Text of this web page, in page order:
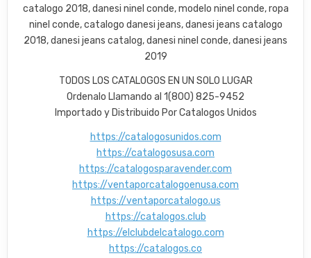
catalogo 2018, danesi ninel conde, modelo ninel conde, ropa
ninel conde, catalogo danesi jeans, danesi jeans catalogo
2018, danesi jeans catalog, danesi ninel conde, danesi jeans
2019
TODOS LOS CATALOGOS EN UN SOLO LUGAR
Ordenalo Llamando al 1(800) 825-9452
Importado y Distribuido Por Catalogos Unidos
https://catalogosunidos.com
https://catalogosusa.com
https://catalogosparavender.com
https://ventaporcatalogoenusa.com
https://ventaporcatalogo.us
https://catalogos.club
https://elclubdelcatalogo.com
https://catalogos.co